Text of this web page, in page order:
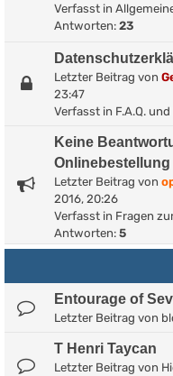
Verfasst in
Antworten: 23
Letzter Beitrag von
23:47
Verfasst in F.A.Q.
Keine
Onlinebestellung
Letzter Beitrag von
2016, 20:26
Verfasst in Fragen
Antworten: 5
Entourage of
Letzter Beitrag von
T Henri Taycan
Letzter Beitrag von